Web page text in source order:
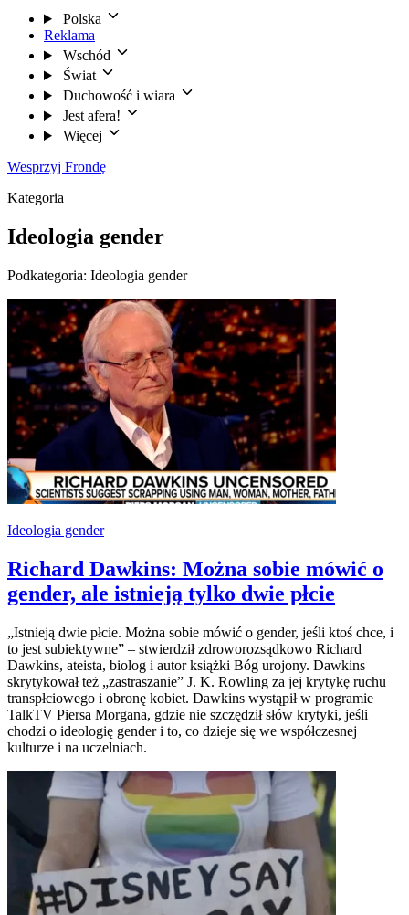
Polska
Reklama
Wschód
Świat
Duchowość i wiara
Jest afera!
Więcej
Wesprzyj Frondę
Kategoria
Ideologia gender
Podkategoria: Ideologia gender
Ideologia gender
Richard Dawkins: Można sobie mówić o
gender, ale istnieją tylko dwie płcie
„Istnieją dwie płcie. Można sobie mówić o gender, jeśli ktoś chce, i
to jest subiektywne” – stwierdził zdroworozsądkowo Richard
Dawkins, ateista, biolog i autor książki Bóg urojony. Dawkins
skrytykował też „zastraszanie” J. K. Rowling za jej krytykę ruchu
transpłciowego i obronę kobiet. Dawkins wystąpił w programie
TalkTV Piersa Morgana, gdzie nie szczędził słów krytyki, jeśli
chodzi o ideologię gender i to, co dzieje się we współczesnej
kulturze i na uczelniach.